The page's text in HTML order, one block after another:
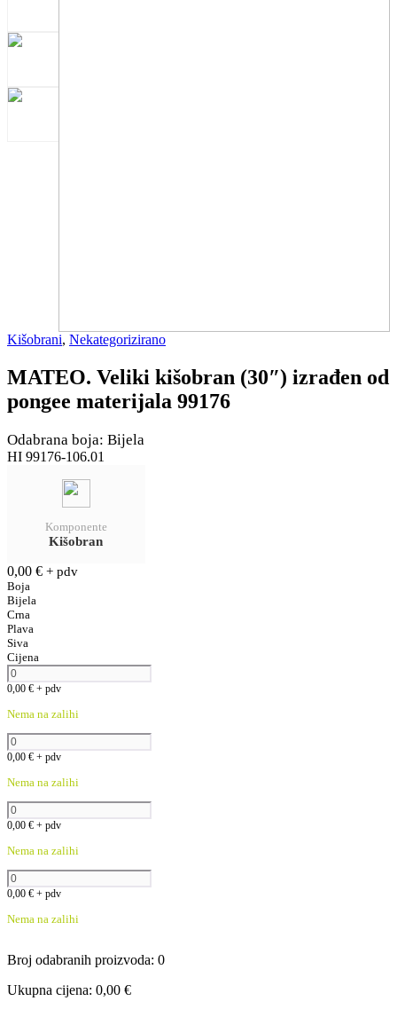
Kišobrani, Nekategorizirano
MATEO. Veliki kišobran (30″) izrađen od
pongee materijala 99176
Odabrana boja: Bijela
HI 99176-106.01
Komponente
Kišobran
0,00 € + pdv
Boja
Bijela
Crna
Plava
Siva
Cijena
0,00 € + pdv
Nema na zalihi
0,00 € + pdv
Nema na zalihi
0,00 € + pdv
Nema na zalihi
0,00 € + pdv
Nema na zalihi
Broj odabranih proizvoda: 0
Ukupna cijena: 0,00 €